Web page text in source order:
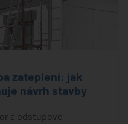
zateplení: jak
návrh stavby
a odstupové